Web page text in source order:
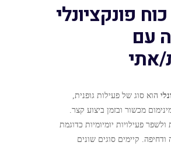
פונקציונלי
עם
אתי
הוא סוג של פעילות גופנית,
מכשור ובזמן ביצוע קצר.
פעילויות יומיומיות כדוגמת
ודחיפה. קיימים סוגים שונים